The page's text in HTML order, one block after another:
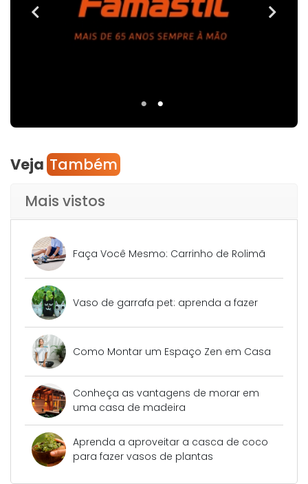
Veja Também
Mais vistos
Faça Você Mesmo: Carrinho de Rolimã
Vaso de garrafa pet: aprenda a fazer
Como Montar um Espaço Zen em Casa
Conheça as vantagens de morar em
uma casa de madeira
Aprenda a aproveitar a casca de coco
para fazer vasos de plantas